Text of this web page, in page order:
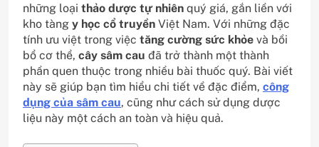
những loại thảo dược tự nhiên quý giá, gắn liền với
kho tàng y học cổ truyền Việt Nam. Với những đặc
tính ưu việt trong việc tăng cường sức khỏe và bồi
bổ cơ thể, cây sâm cau đã trở thành một thành
phần quen thuộc trong nhiều bài thuốc quý. Bài viết
này sẽ giúp bạn tìm hiểu chi tiết về đặc điểm, công
dụng của sâm cau, cũng như cách sử dụng dược
liệu này một cách an toàn và hiệu quả.